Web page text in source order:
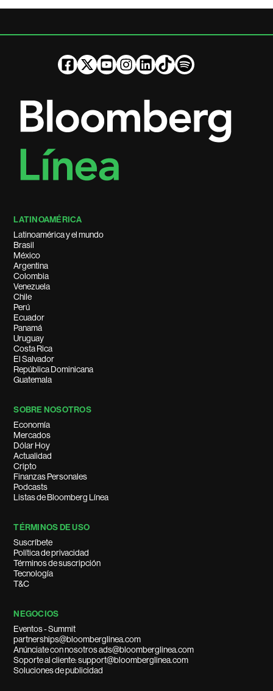
LATINOAMÉRICA
Latinoamérica y el mundo
Brasil
México
Argentina
Colombia
Venezuela
Chile
Perú
Ecuador
Panamá
Uruguay
Costa Rica
El Salvador
República Dominicana
Guatemala
SOBRE NOSOTROS
Economía
Mercados
Dólar Hoy
Actualidad
Cripto
Finanzas Personales
Podcasts
Listas de Bloomberg Línea
TÉRMINOS DE USO
Suscríbete
Política de privacidad
Términos de suscripción
Tecnología
T&C
NEGOCIOS
Eventos - Summit
partnerships@bloomberglinea.com
Anúnciate con nosotros ads@bloomberglinea.com
Soporte al cliente: support@bloomberglinea.com
Soluciones de publicidad